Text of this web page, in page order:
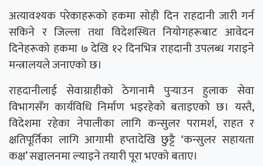
अत्यावश्यक परेकाहरूको हकमा सोही दिन राहदानी जारी गर्न
सकिने र जिल्ला तथा विदेशस्थित नियोगहरूबाट आवेदन
दिनेहरूको हकमा ७ देखि १२ दिनभित्र राहदानी उपलब्ध गराइने
मन्त्रालयले जनाएको छ।
राहदानीलाई सेवाग्राहीको ठेगानामै पुर्‍याउन हुलाक सेवा
विभागसँग कार्यविधि निर्माण भइरहेको बताइएको छ। यस्तै,
विदेशमा रहेका नेपालीका लागि कन्सुलर परामर्श, राहत र
क्षतिपूर्तिका लागि आगामी हप्तादेखि छुट्टै ‘कन्सुलर सहायता
कक्ष’ सञ्चालनमा ल्याइने तयारी पूरा भएको बताए।